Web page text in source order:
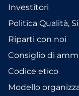
Investitori
Politica Qualità,
Riparti con noi
Consiglio di
Codice etico
Modello